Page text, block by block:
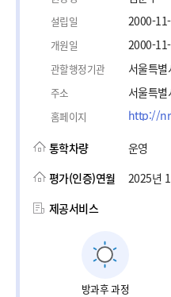
설립일 2000-
개원일 2000-
관할행정기관 서울특
주소 서울특
홈페이지 http://
통학차량
운영
평가(인증)연월
2025년
제공서비스
방과후 과정